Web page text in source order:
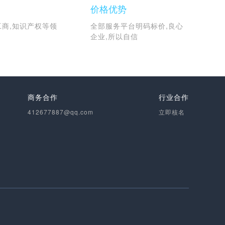
,知识产权等领
价格优势
全部服务平台明码标价,良心
企业,所以自信
商务合作
412677887@qq.com
行业合作
立即核名